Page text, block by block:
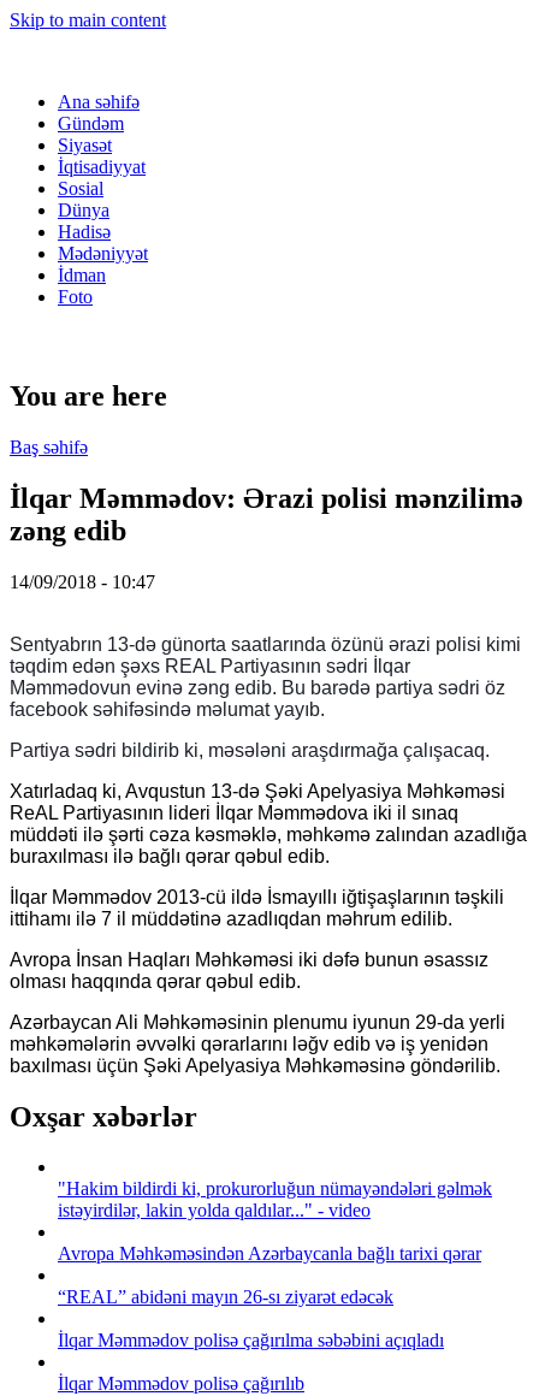
Skip to main content
Ana səhifə
Gündəm
Siyasət
İqtisadiyyat
Sosial
Dünya
Hadisə
Mədəniyyət
İdman
Foto
You are here
Baş səhifə
İlqar Məmmədov: Ərazi polisi mənzilimə
zəng edib
14/09/2018 - 10:47
Sentyabrın 13-də günorta saatlarında özünü ərazi polisi kimi
təqdim edən şəxs REAL Partiyasının sədri İlqar
Məmmədovun evinə zəng edib. Bu barədə partiya sədri öz
facebook səhifəsində məlumat yayıb.
Partiya sədri bildirib ki, məsələni araşdırmağa çalışacaq.
Xatırladaq ki, Avqustun 13-də Şəki Apelyasiya Məhkəməsi
ReAL Partiyasının lideri İlqar Məmmədova iki il sınaq
müddəti ilə şərti cəza kəsməklə, məhkəmə zalından azadlığa
buraxılması ilə bağlı qərar qəbul edib.
İlqar Məmmədov 2013-cü ildə İsmayıllı iğtişaşlarının təşkili
ittihamı ilə 7 il müddətinə azadlıqdan məhrum edilib.
Avropa İnsan Haqları Məhkəməsi iki dəfə bunun əsassız
olması haqqında qərar qəbul edib.
Azərbaycan Ali Məhkəməsinin plenumu iyunun 29-da yerli
məhkəmələrin əvvəlki qərarlarını ləğv edib və iş yenidən
baxılması üçün Şəki Apelyasiya Məhkəməsinə göndərilib.
Oxşar xəbərlər
"Hakim bildirdi ki, prokurorluğun nümayəndələri gəlmək
istəyirdilər, lakin yolda qaldılar..." - video
Avropa Məhkəməsindən Azərbaycanla bağlı tarixi qərar
“REAL” abidəni mayın 26-sı ziyarət edəcək
İlqar Məmmədov polisə çağırılma səbəbini açıqladı
İlqar Məmmədov polisə çağırılıb